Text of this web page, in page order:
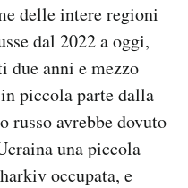
delle intere regioni
dal 2022 a oggi,
due anni e mezzo
piccola parte dalla
russo avrebbe dovuto
una piccola
occupata, e